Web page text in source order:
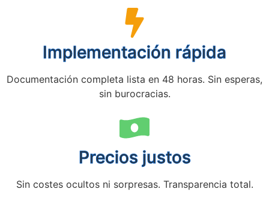
Implementación rápida
Documentación completa lista en 48 horas. Sin esperas,
sin burocracias.
Precios justos
Sin costes ocultos ni sorpresas. Transparencia total.